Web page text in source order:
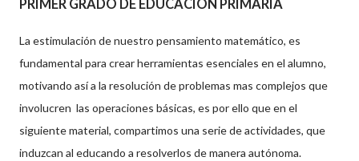
PRIMER GRADO DE EDUCACIÓN PRIMARIA
La estimulación de nuestro pensamiento matemático, es
fundamental para crear herramientas esenciales en el alumno,
motivando así a la resolución de problemas mas complejos que
involucren las operaciones básicas, es por ello que en el
siguiente material, compartimos una serie de actividades, que
induzcan al educando a resolverlos de manera autónoma.